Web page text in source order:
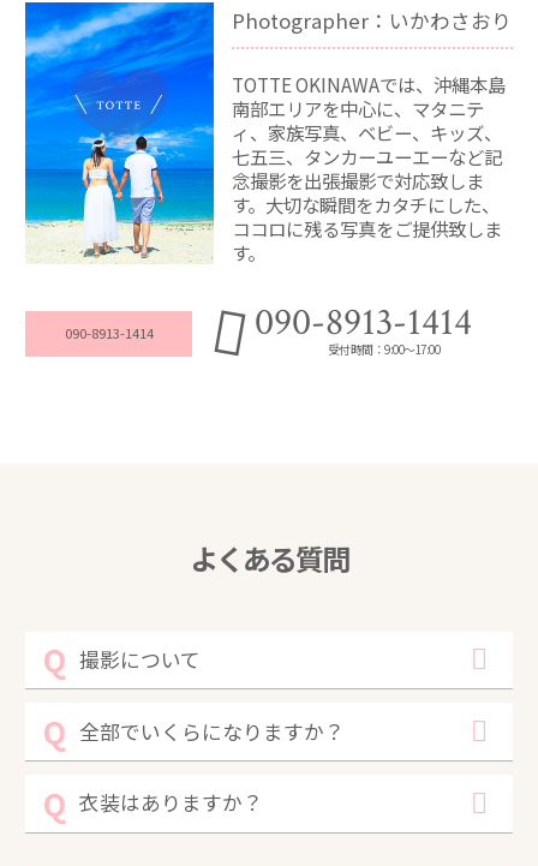
Photographer：いかわさおり
TOTTE OKINAWAでは、沖縄本島
南部エリアを中心に、マタニテ
ィ、家族写真、ベビー、キッズ、
七五三、タンカーユーエーなど記
念撮影を出張撮影で対応致しま
す。大切な瞬間をカタチにした、
ココロに残る写真をご提供致しま
す。
090-8913-1414 090-8913-1414
受付時間：9:00～17:00
よくある質問
撮影について
全部でいくらになりますか？
衣装はありますか？